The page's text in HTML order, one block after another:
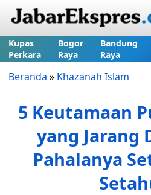
Kupas
Perkara
Bogor
Raya
Bandung
Raya
Beranda » Khazanah Islam
5 Keutamaan
yang Jarang
Pahalanya